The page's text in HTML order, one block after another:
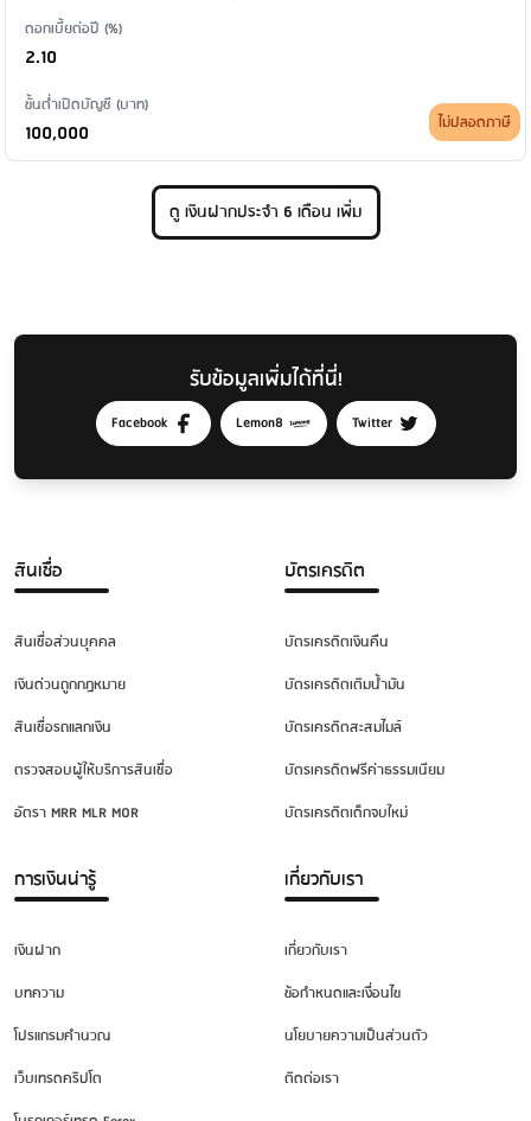
ดอกเบี้ยต่อปี (%)
2.10
ขั้นต่ำเปิดบัญชี (บาท)
100,000 ไม่ปลอดภาษี
ดู เงินฝากประจำ 6 เดือน เพิ่ม
รับข้อมูลเพิ่มได้ที่นี่!
Facebook Lemon8 Twitter
สินเชื่อ
สินเชื่อส่วนบุคคล
เงินด่วนถูกกฎหมาย
สินเชื่อรถแลกเงิน
ตรวจสอบผู้ให้บริการสินเชื่อ
อัตรา MRR MLR MOR
บัตรเครดิต
บัตรเครดิตเงินคืน
บัตรเครดิตเติมน้ำมัน
บัตรเครดิตสะสมไมล์
บัตรเครดิตฟรีค่าธรรมเนียม
บัตรเครดิตเด็กจบใหม่
การเงินน่ารู้
เงินฝาก
บทความ
โปรแกรมคำนวณ
เว็บเทรดคริปโต
เกี่ยวกับเรา
เกี่ยวกับเรา
ข้อกำหนดและเงื่อนไข
นโยบายความเป็นส่วนตัว
ติดต่อเรา